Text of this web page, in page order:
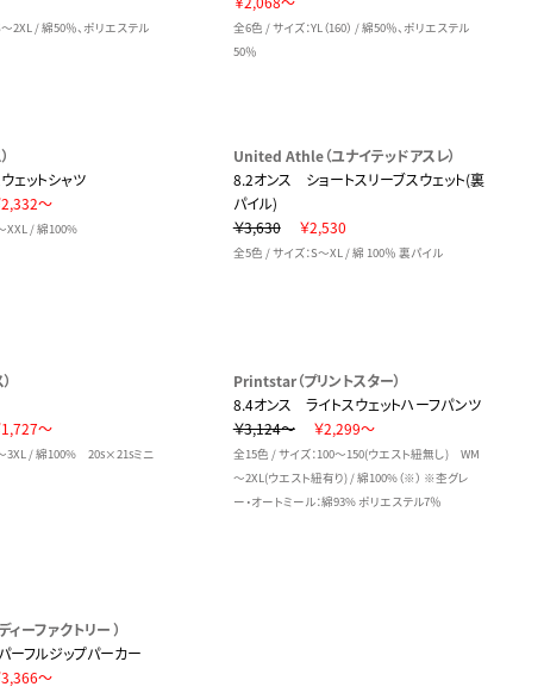
2XL / 綿50％、ポリエステル
全6色 / サイズ：YL（160） / 綿50％、ポリエステル
50％
ェットシャツ
2,332～
XXL / 綿100%
United Athle（ユナイテッドアスレ）
8.2オンス ショートスリーブスウェット(裏
パイル)
￥3,630
￥2,530
全5色 / サイズ：S～XL / 綿 100％ 裏パイル
1,727～
3XL / 綿100% 20s×21sミニ
Printstar（プリントスター）
8.4オンス ライトスウェットハーフパンツ
￥3,124～
￥2,299～
全15色 / サイズ：100～150(ウエスト紐無し) WM
～2XL(ウエスト紐有り) / 綿100%（※） ※杢グレ
ー・オートミール：綿93% ポリエステル7％
ィーファクトリー ）
ーフルジップパーカー
3,366～